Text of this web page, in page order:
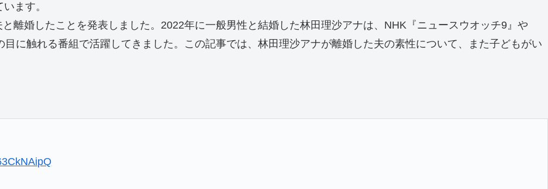
ます。
離婚したことを発表しました。2022年に一般男性と結婚した林田理沙アナは、NHK『ニュースウオッチ9』や
目に触れる番組で活躍してきました。この記事では、林田理沙アナが離婚した夫の素性について、また子どもがい